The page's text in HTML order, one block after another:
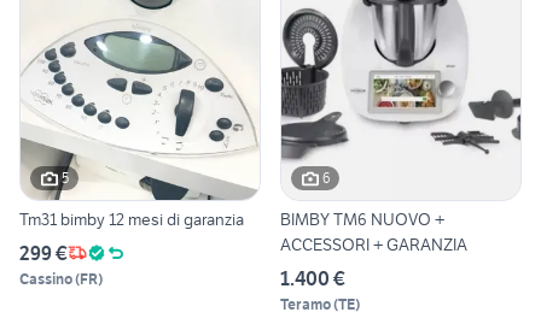
5
Tm31 bimby 12 mesi di garanzia
299 €
Cassino(FR)
6
BIMBY TM6 NUOVO +
ACCESSORI + GARANZIA
1.400 €
Teramo(TE)